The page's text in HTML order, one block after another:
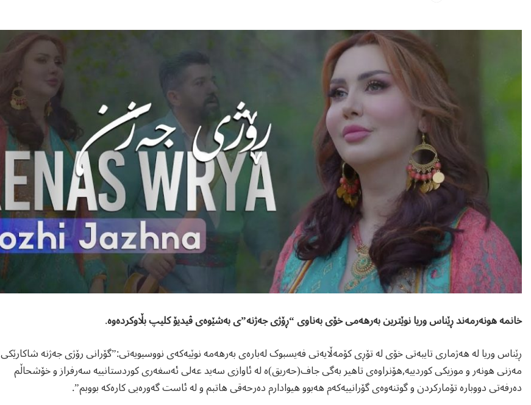
خانمە هونەرمەند ڕێناس وریا نوێترین بەرهەمی خۆی بەناوی “ڕۆژی جەژنە”ی بەشێوەی ڤیدیۆ كلیپ بڵاوكردەوە.
ڕێناس وریا لە هەژماری تایبەتی خۆی لە تۆڕی كۆمەڵایەتی فەیسبوک لەبارەی بەرهەمە نوێیەكەی نووسیویەتی:”گۆرانی رۆژی جەژنە شاکارێکی
مەزنی هونەر و موزیکی کوردییە,هۆنراوەی تاهیر بەگی جاف(حەریق)ە لە ئاوازی سەید عەلی ئەسغەری کوردستانییە سەرفراز و خۆشحاڵم
دەرفەتی دووبارە تۆمارکردن و گوتنەوەی گۆرانییەکەم هەبوو هیوادارم دەرحەقی هاتبم و لە ئاست گەورەیی کارەکە بووبم”.